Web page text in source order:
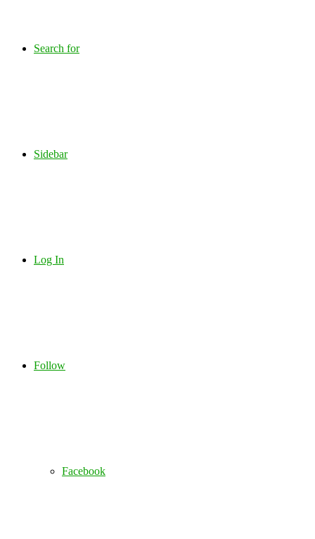
Search for
Sidebar
Log In
Follow
Facebook